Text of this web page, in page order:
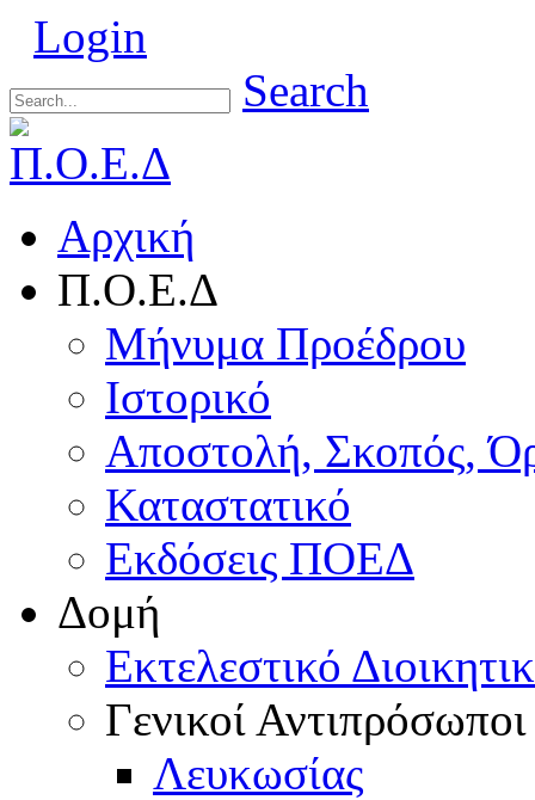
Login
Search
Αρχική
Π.Ο.Ε.Δ
Μήνυμα Προέδρου
Ιστορικό
Αποστολή, Σκοπός,
Καταστατικό
Εκδόσεις ΠΟΕΔ
Δομή
Εκτελεστικό
Γενικοί Αντιπρόσωποι
Λευκωσίας